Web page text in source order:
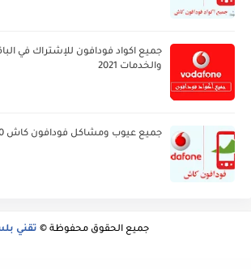
جميع اكواد فودافون للإشتراك في
والخدمات 2021
جميع عيوب ومشاكل فودافون كاش 2020
جميع الحقوق محفوظة © تقني